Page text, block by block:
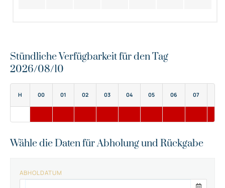
Stündliche Verfügbarkeit für den Tag
2026/08/10
H 00 01 02 03 04 05 06 07
Wähle die Daten für Abholung und Rückgabe
ABHOLDATUM